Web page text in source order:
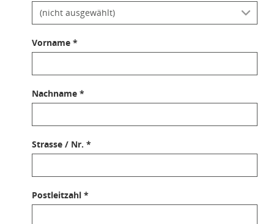
Vorname *
Nachname *
Strasse / Nr. *
Postleitzahl *